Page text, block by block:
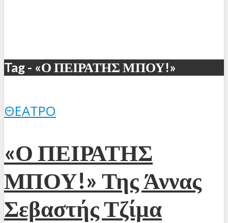
Tag - «Ο ΠΕΙΡΑΤΗΣ ΜΠΟΥ!»
ΘΈΑΤΡΟ
«Ο ΠΕΙΡΑΤΗΣ
ΜΠΟΥ!» Της Άννας
Σεβαστής Τζίμα